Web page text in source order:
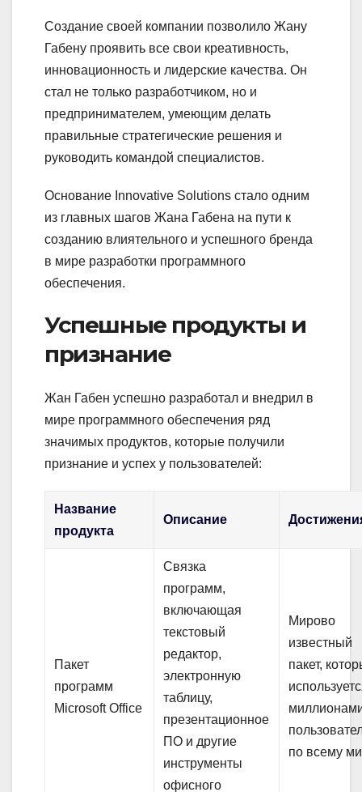
Создание своей компании позволило Жану
Габену проявить все свои креативность,
инновационность и лидерские качества. Он
стал не только разработчиком, но и
предпринимателем, умеющим делать
правильные стратегические решения и
руководить командой специалистов.
Основание Innovative Solutions стало одним
из главных шагов Жана Габена на пути к
созданию влиятельного и успешного бренда
в мире разработки программного
обеспечения.
Успешные продукты и
признание
Жан Габен успешно разработал и внедрил в
мире программного обеспечения ряд
значимых продуктов, которые получили
признание и успех у пользователей:
Название
продукта
Описание
Пакет
программ
Microsoft Office
Связка
программ,
включающая
текстовый
редактор,
электронную
таблицу,
презентационное
ПО и другие
инструменты
офисного
Мирово
известный
пакет,
по всему